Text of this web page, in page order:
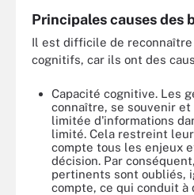
Principales causes des
Il est difficile de
cognitifs, car ils ont des
Capacité cognitive. Les
connaître, se souvenir
limitée d'informations
limité. Cela restreint
compte tous les enjeux
décision. Par
pertinents sont oubliés,
compte, ce qui conduit à